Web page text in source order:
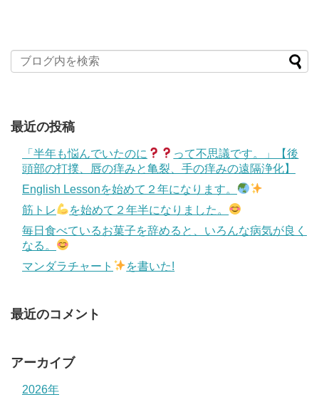
最近の投稿
「半年も悩んでいたのに
って不思議です。」【後
頭部の打撲、唇の痒みと亀裂、手の痒みの遠隔浄化】
English Lessonを始めて２年になります。
筋トレ
を始めて２年半になりました。
毎日食べているお菓子を辞めると、いろんな病気が良く
なる。
マンダラチャート
を書いた!
最近のコメント
アーカイブ
2026年